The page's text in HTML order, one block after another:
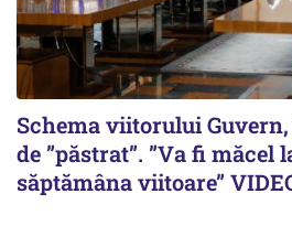
Schema viitorului
de ”păstrat”. ”Va fi măcel
săptămâna viitoare”